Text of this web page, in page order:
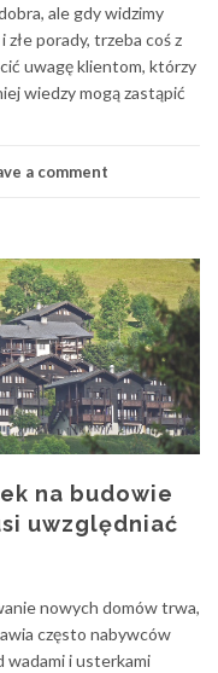
ale gdy widzimy
porady, trzeba coś z
uwagę klientom, którzy
wiedzy mogą zastąpić
a comment
na budowie
uwzględniać
nowych domów trwa,
często nabywców
wadami i usterkami